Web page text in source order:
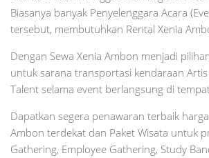
Biasanya banyak Penyelenggara Acara
tersebut, membutuhkan Rental Xenia
Dengan Sewa Xenia Ambon menjadi
untuk sarana transportasi kendaraan Artis
Talent selama event berlangsung di
Dapatkan segera penawaran terbaik
Ambon terdekat dan Paket Wisata untuk
Gathering, Employee Gathering, Study